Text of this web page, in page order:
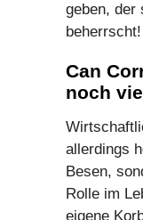
geben, der
beherrscht!
Can
noch
allerdings
Besen,
Rolle im
eigene